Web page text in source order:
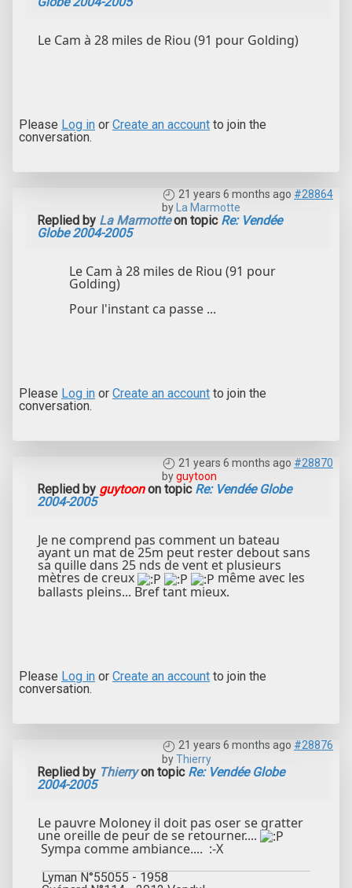
Le Cam à 28 miles de Riou (91 pour Golding)
Please Log in or Create an account to join the
conversation.
21 years 6 months ago #28864
by
La Marmotte
Replied by La Marmotteon topic Re: Vendée
Globe 2004-2005
Le Cam à 28 miles de Riou (91 pour
Golding)
Pour l'instant ca passe ...
Please Log in or Create an account to join the
conversation.
21 years 6 months ago #28870
byguytoon
Replied by guytoonon topic Re: Vendée Globe
2004-2005
Je ne comprend pas comment un bateau
ayant un mat de 25m peut rester debout sans
sa quille dans 25 nds de vent et plusieurs
mètres de creux
même avec les
ballasts pleins... Bref tant mieux.
Please Log in or Create an account to join the
conversation.
21 years 6 months ago #28876
byThierry
Replied by Thierryon topic Re: Vendée Globe
2004-2005
Le pauvre Moloney il doit pas oser se gratter
une oreille de peur de se retourner....
Sympa comme ambiance.... :-X
Lyman N°55055 - 1958